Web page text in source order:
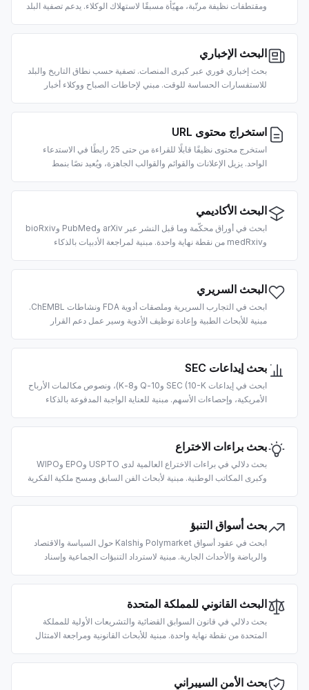
ومقتطفات نظيفة مرتّبة، مهيّأة مسبقًا لاستهلاك الوكلاء. يدعم تصفية البلد
البحث الإخباري
بحث إخباري فوري عبر كبرى المنصات. تصفية حسب نطاق التاريخ والبلد
للاستفسارات الحساسة للوقت. مبني لإحاطات الصباح ووكلاء أخبار
استخراج محتوى URL
استخرج محتوى نظيفًا قابلًا للقراءة من حتى 25 رابطًا في الاستدعاء
الواحد. يزيل الإعلانات والقوائم والقوالب الجاهزة، ويُعيد نصًا بنمط
البحث الأكاديمي
ابحث في أوراق محكّمة وما قبل النشر عبر arXiv وPubMed وbioRxiv
وmedRxiv من نقطة نهاية واحدة. مبنية لمراجعة الأدبيات بالذكاء
البحث السريري
ابحث في التجارب السريرية وملصقات أدوية FDA ونشاطات ChEMBL.
مبنية للأبحاث الطبية وإعادة توظيف الأدوية وسير عمل دعم القرار
بحث إيداعات SEC
ابحث في إيداعات SEC (10-K و10-Q و8-K)، ونصوص مكالمات الأرباح
الأمريكية، وإحصاءات الأسهم. مبنية للعناية الواجبة المدفوعة بالذكاء
بحث براءات الاختراع
بحث دلالي في براءات الاختراع العالمية لدى USPTO وEPO وWIPO
وكبرى المكاتب الوطنية. مبنية لأبحاث الفن السابق ومسح ملكية الفكرية
بحث أسواق التنبؤ
ابحث في عقود أسواق Polymarket وKalshi حول السياسة والاقتصاد
والرياضة والأحداث الجارية. مبنية لاسترداد التنبؤات الجماعية وإسناد
البحث القانوني للمملكة المتحدة
بحث دلالي في قانون السوابق القضائية والتشريعات الأولية للمملكة
المتحدة من نقطة نهاية واحدة. مبنية للأبحاث القانونية ومراجعة الامتثال
بحث الأمن السيبراني